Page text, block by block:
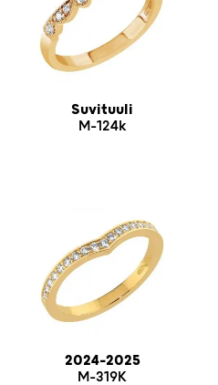
Suvituuli
M-124k
2024-2025
M-319K